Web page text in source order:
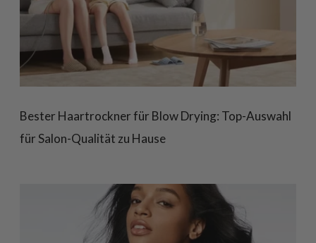
Bester Haartrockner für Blow Drying: Top-Auswahl
für Salon-Qualität zu Hause